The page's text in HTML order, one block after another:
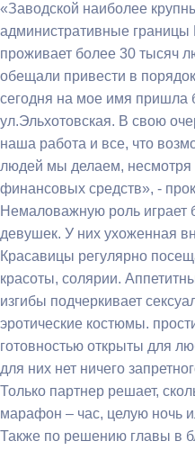
«Заводской наиболее
административные границы
проживает более 30 тысяч
обещали привести в
сегодня на мое имя пришла
ул.Эльхотовская. В свою
наша работа и все, что
людей мы делаем, несмотря
финансовых средств», -
Немаловажную роль играет
девушек. У них ухоженная
Красавицы регулярно
красоты, солярии.
изгибы подчеркивает
эротические костюмы.
готовностью открыты для
для них нет ничего
Только партнер решает,
марафон – час, целую ночь
Также по решению главы в